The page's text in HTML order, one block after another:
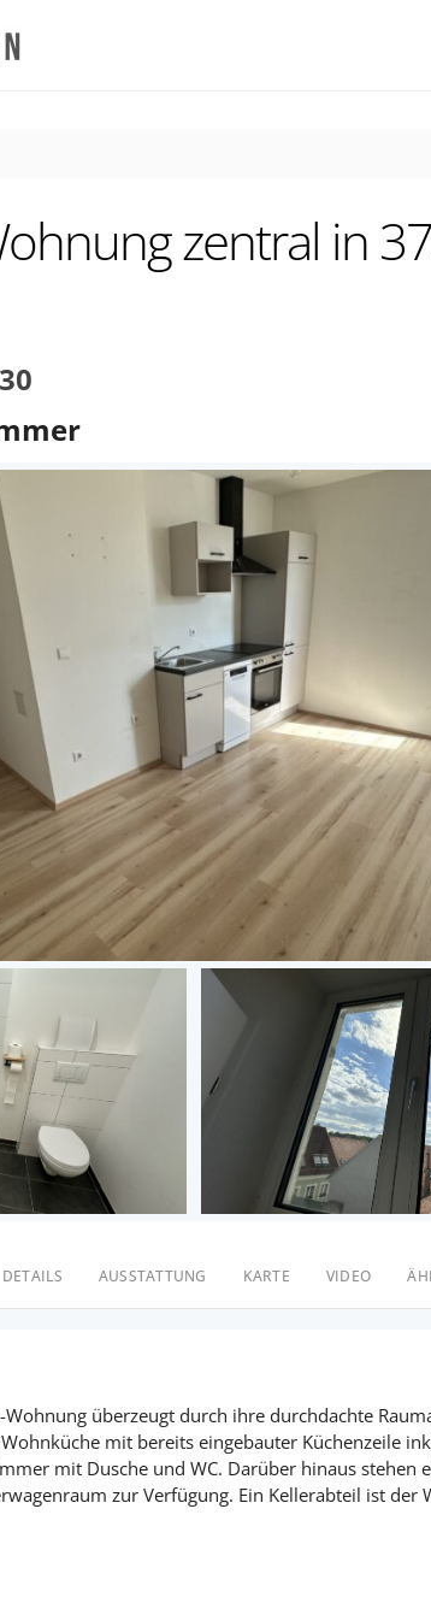
zentral in
DETAILS AUSSTATTUNG KARTE VIDEO
überzeugt durch ihre durchdachte
mit bereits eingebauter Küchenzeile
mit Dusche und WC. Darüber hinaus stehen
zur Verfügung. Ein Kellerabteil ist der